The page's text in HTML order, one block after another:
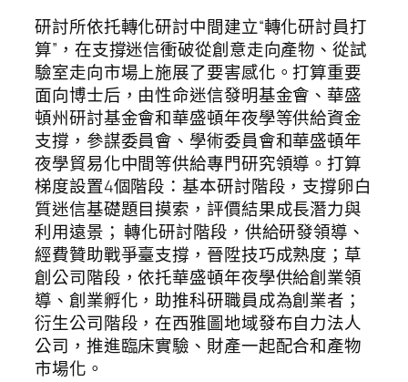
研討所依托轉化研討中間建立“轉化研討員打
算”，在支撐迷信衝破從創意走向產物、從試
驗室走向市場上施展了要害感化。打算重要
面向博士后，由性命迷信發明基金會、華盛
頓州研討基金會和華盛頓年夜學等供給資金
支撐，參謀委員會、學術委員會和華盛頓年
夜學貿易化中間等供給專門研究領導。打算
梯度設置4個階段：基本研討階段，支撐卵白
質迷信基礎題目摸索，評價結果成長潛力與
利用遠景； 轉化研討階段，供給研發領導、
經費贊助戰爭臺支撐，晉陞技巧成熟度；草
創公司階段，依托華盛頓年夜學供給創業領
導、創業孵化，助推科研職員成為創業者；
衍生公司階段，在西雅圖地域發布自力法人
公司，推進臨床實驗、財產一起配合和產物
市場化。